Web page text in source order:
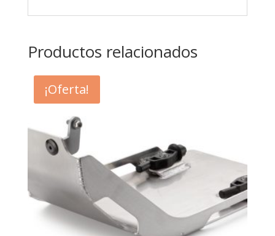
Productos relacionados
¡Oferta!